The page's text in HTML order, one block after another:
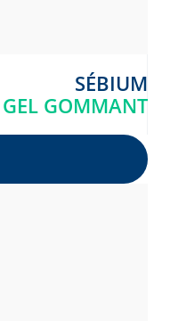
SÉBIUM
GEL GOMMANT